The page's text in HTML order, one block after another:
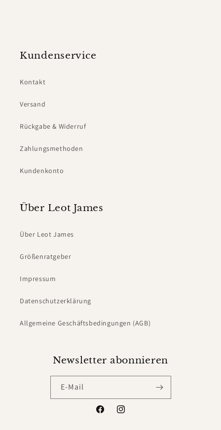
Kundenservice
Kontakt
Versand
Rückgabe & Widerruf
Zahlungsmethoden
Kundenkonto
Über Leot James
Über Leot James
Größenratgeber
Impressum
Datenschutzerklärung
Allgemeine Geschäftsbedingungen (AGB)
Newsletter abonnieren
E-Mail
FacebookInstagram